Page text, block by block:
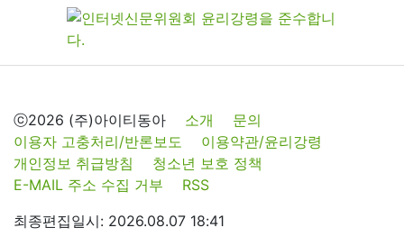
ⓒ2026 (주)아이티동아 소개
문의
이용자 고충처리/반론보도
이용약관/윤리강령
개인정보 취급방침
청소년 보호 정책
E-MAIL 주소 수집 거부
RSS
최종편집일시: 2026.08.07 18:41